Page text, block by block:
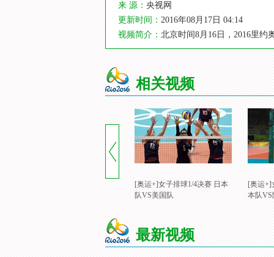
来 源： 央视网
更新时间： 2016年08月17日 04:14
视频简介： 北京时间8月16日，2016里
相关视频
[奥运+]女子排球1/4决赛 日本
队VS美国队
[奥运+]
本队VS
最新视频